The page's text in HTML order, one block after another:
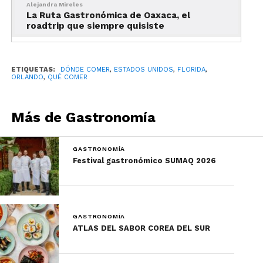
los Medallones de filete Mignon o unas
exquisitas Chuletas de cordero.
Una opción ideal para quienes cuidan su salud
Alejandra Mireles
La Ruta Gastronómica de Oaxaca, el
roadtrip que siempre quisiste
ETIQUETAS: DÓNDE COMER, ESTADOS UNIDOS, FLORIDA,
ORLANDO, QUÉ COMER
Más de Gastronomía
GASTRONOMÍA
Festival gastronómico SUMAQ 2026
GASTRONOMÍA
ATLAS DEL SABOR COREA DEL SUR